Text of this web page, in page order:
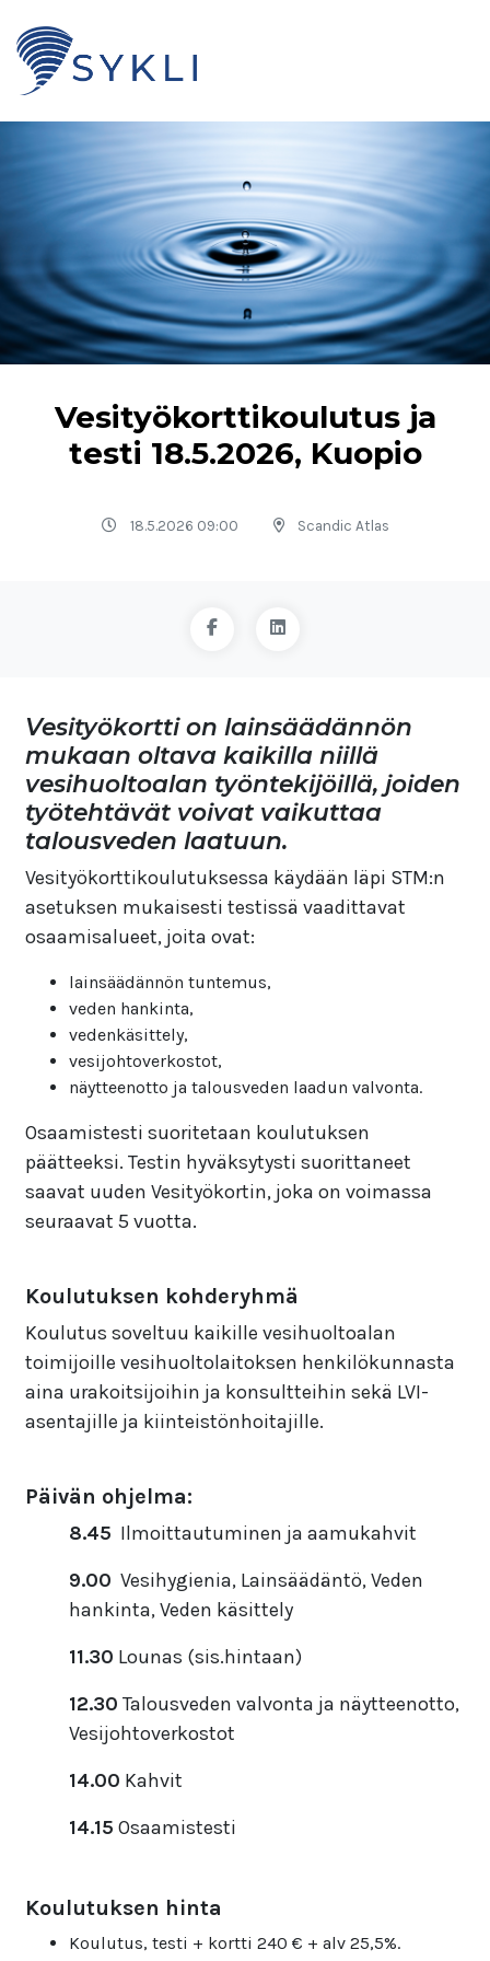
Vesityökorttikoulutus ja
testi 18.5.2026, Kuopio
18.5.2026 09:00 Scandic Atlas
Vesityökortti on lainsäädännön
mukaan oltava kaikilla niillä
vesihuoltoalan työntekijöillä, joiden
työtehtävät voivat vaikuttaa
talousveden laatuun.
Vesityökorttikoulutuksessa käydään läpi STM:n
asetuksen mukaisesti testissä vaadittavat
osaamisalueet, joita ovat:
lainsäädännön tuntemus,
veden hankinta,
vedenkäsittely,
vesijohtoverkostot,
näytteenotto ja talousveden laadun valvonta.
Osaamistesti suoritetaan koulutuksen
päätteeksi. Testin hyväksytysti suorittaneet
saavat uuden Vesityökortin, joka on voimassa
seuraavat 5 vuotta.
Koulutuksen kohderyhmä
Koulutus soveltuu kaikille vesihuoltoalan
toimijoille vesihuoltolaitoksen henkilökunnasta
aina urakoitsijoihin ja konsultteihin sekä LVI-
asentajille ja kiinteistönhoitajille.
Päivän ohjelma:
8.45 Ilmoittautuminen ja aamukahvit
9.00 Vesihygienia, Lainsäädäntö, Veden
hankinta, Veden käsittely
11.30 Lounas (sis.hintaan)
12.30 Talousveden valvonta ja näytteenotto,
Vesijohtoverkostot
14.00 Kahvit
14.15 Osaamistesti
Koulutuksen hinta
Koulutus, testi + kortti 240 € + alv 25,5%.